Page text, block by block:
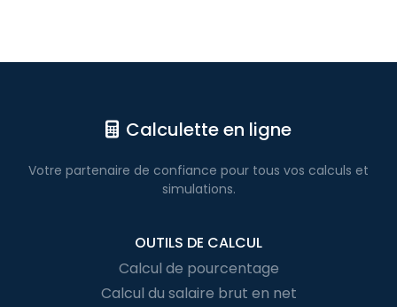
Calculette en ligne
Votre partenaire de confiance pour tous vos calculs et
simulations.
OUTILS DE CALCUL
Calcul de pourcentage
Calcul du salaire brut en net